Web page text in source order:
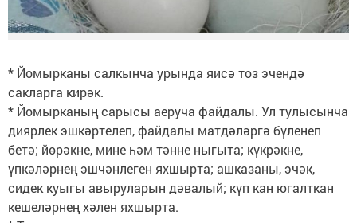
* Йомырканы салкынча урында яисә тоз эчендә
сакларга кирәк.
* Йомырканың сарысы аеруча файдалы. Ул тулысынча
диярлек эшкәртелеп, файдалы матдәләргә бүленеп
бетә; йөрәкне, мине һәм тәнне ныгыта; күкрәкне,
үпкәләрнең эшчәнлеген яхшырта; ашказаны, эчәк,
сидек куыгы авыруларын дәвалый; күп кан югалткан
кешеләрнең хәлен яхшырта.